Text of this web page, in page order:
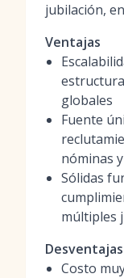
jubilación,
Ventajas
globales
Fuente
nóminas
Sólidas
múltiples
Desventajas
Costo